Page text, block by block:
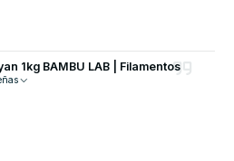
1kg BAMBU LAB | Filamentos